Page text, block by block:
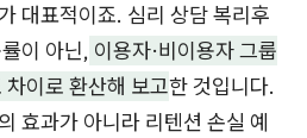
대표적이죠. 심리 상담 복리후
이 아닌, 이용자·비이용자 그룹
이로 환산해 보고한 것입니다.
효과가 아니라 리텐션 손실 예